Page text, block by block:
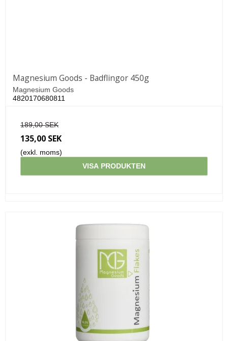
Magnesium Goods - Badflingor 450g
Magnesium Goods
4820170680811
189,00 SEK
135,00 SEK
(exkl. moms)
VISA PRODUKTEN